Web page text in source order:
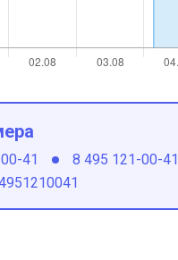
41
8 495 121-00-41